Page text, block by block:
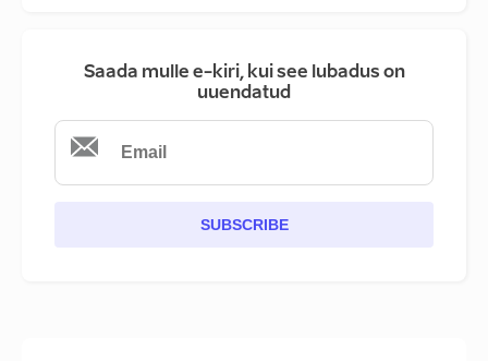
Saada mulle e-kiri, kui see lubadus on
uuendatud
SUBSCRIBE